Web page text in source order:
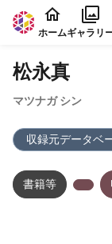
本文に飛ぶ
ホームギャラリ
松永真
マツナガ シン
収録元データベ
書籍等